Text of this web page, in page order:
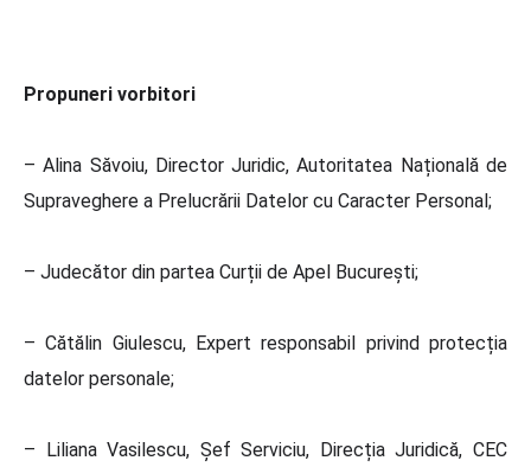
Propuneri vorbitori
– Alina Săvoiu, Director Juridic, Autoritatea Națională de
Supraveghere a Prelucrării Datelor cu Caracter Personal;
– Judecător din partea Curții de Apel București;
– Cătălin Giulescu, Expert responsabil privind protecția
datelor personale;
– Liliana Vasilescu, Șef Serviciu, Direcția Juridică, CEC